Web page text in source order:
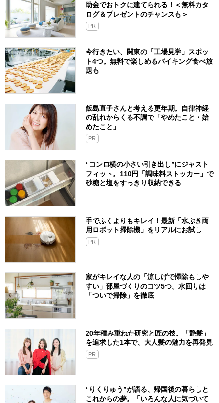
助金でおトクに建てられる！＜無料カタ
ログ＆プレゼントのチャンスも＞
PR
今行きたい、関東の「工場見学」スポッ
ト4つ。無料で楽しめるバイキング食べ放
題も
飯島直子さんと考える更年期。自律神経
の乱れからくる不調で「やめたこと・始
めたこと」
PR
“コンロ横の小さい引き出し”にジャスト
フィット。110円「調味料ストッカー」で
砂糖と塩をすっきり収納できる
手でふくよりもキレイ！最新「水ぶき両
用ロボット掃除機」をリアルにお試し
PR
家がキレイな人の「涼しげで掃除もしや
すい」部屋づくりのコツ5つ。水回りは
「ついで掃除」を徹底
20年積み重ねた研究と匠の技。「艶髪」
を追求した1本で、大人髪の魅力を再発見
PR
“りくりゅう”が語る、帰国後の暮らしと
これからの夢。「いろんな人に気づいて